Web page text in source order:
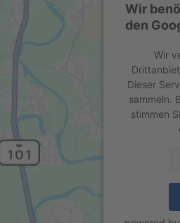
Wir
den
Wir
Dieser
sammeln.
stimmen